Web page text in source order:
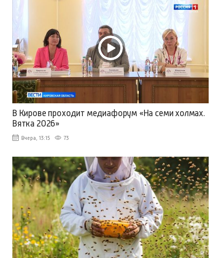
В Кирове проходит медиафорум «На семи холмах.
Вятка 2026»
Вчера, 13:15 73